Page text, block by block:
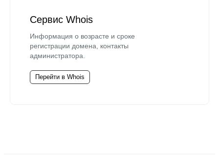
Сервис Whois
Информация о возрасте и сроке
регистрации домена, контакты
администратора.
Перейти в Whois